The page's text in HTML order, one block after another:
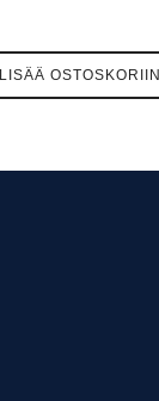
LISÄÄ OSTOSKORIIN